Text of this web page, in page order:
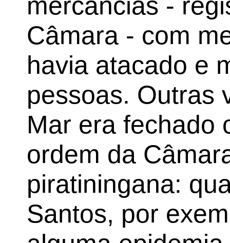
Câmara - com
havia atacado e
pessoas. Outras
Mar era fechado
ordem da
piratiningana:
Santos, por